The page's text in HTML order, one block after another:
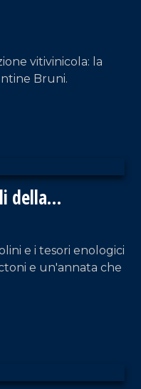
vitivinicola: la
Bruni.
della
di vino in
e i tesori enologici
e un'annata che